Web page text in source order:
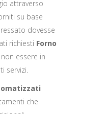
attraverso
su base
dovesse
richiesti Forno
essere in
servizi.
che